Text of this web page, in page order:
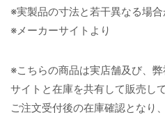
※実製品の寸法と若干異なる場合
※メーカーサイトより
※こちらの商品は実店舗及び、
サイトと在庫を共有して販売し
ご注文受付後の在庫確認となり